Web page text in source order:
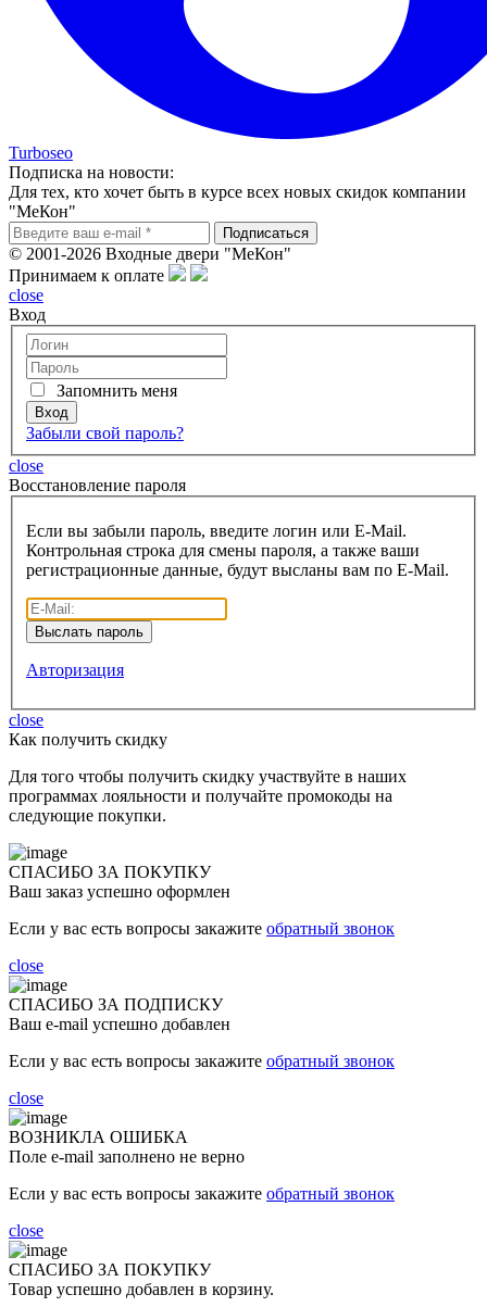
Turboseo
Подписка на новости:
Для тех, кто хочет быть в курсе всех новых скидок компании
"МеКон"
© 2001-2026 Входные двери "МеКон"
Принимаем к оплате
close
Вход
Запомнить меня
Забыли свой пароль?
close
Восcтановление пароля
Если вы забыли пароль, введите логин или E-Mail.
Контрольная строка для смены пароля, а также ваши
регистрационные данные, будут высланы вам по E-Mail.
Авторизация
close
Как получить скидку
Для того чтобы получить скидку участвуйте в наших
программах лояльности и получайте промокоды на
следующие покупки.
СПАСИБО ЗА ПОКУПКУ
Ваш заказ успешно оформлен
Если у вас есть вопросы закажите обратный звонок
close
СПАСИБО ЗА ПОДПИСКУ
Ваш e-mail успешно добавлен
Если у вас есть вопросы закажите обратный звонок
close
ВОЗНИКЛА ОШИБКА
Поле e-mail заполнено не верно
Если у вас есть вопросы закажите обратный звонок
close
СПАСИБО ЗА ПОКУПКУ
Товар успешно добавлен в корзину.